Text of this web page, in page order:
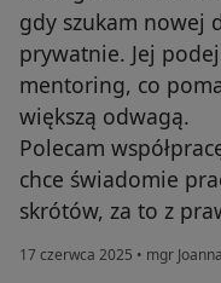
gdy szukam nowej
prywatnie. Jej
mentoring, co
większą odwagą.
Polecam
chce świadomie
skrótów, za to z
17 czerwca 2025 • mgr